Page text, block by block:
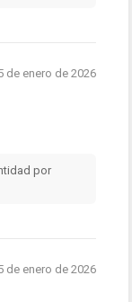
de enero de 2026
por
de enero de 2026